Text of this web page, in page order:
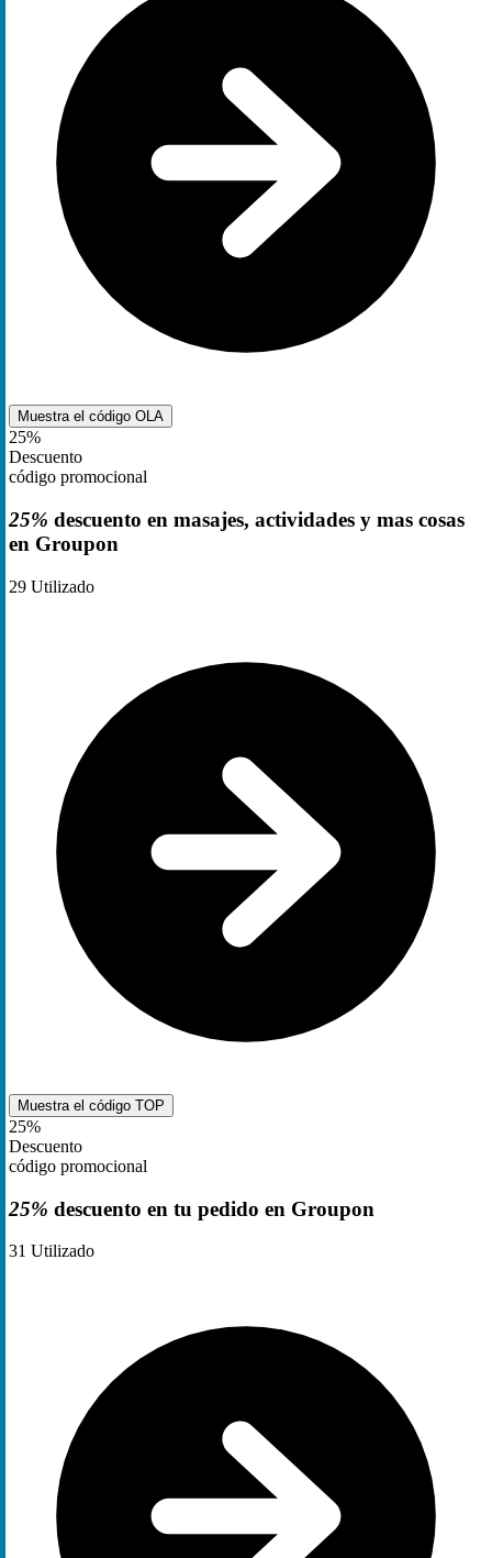
Muestra el código OLA
25%
Descuento
código promocional
25% descuento en masajes, actividades y mas cosas
en Groupon
29 Utilizado
Muestra el código TOP
25%
Descuento
código promocional
25% descuento en tu pedido en Groupon
31 Utilizado